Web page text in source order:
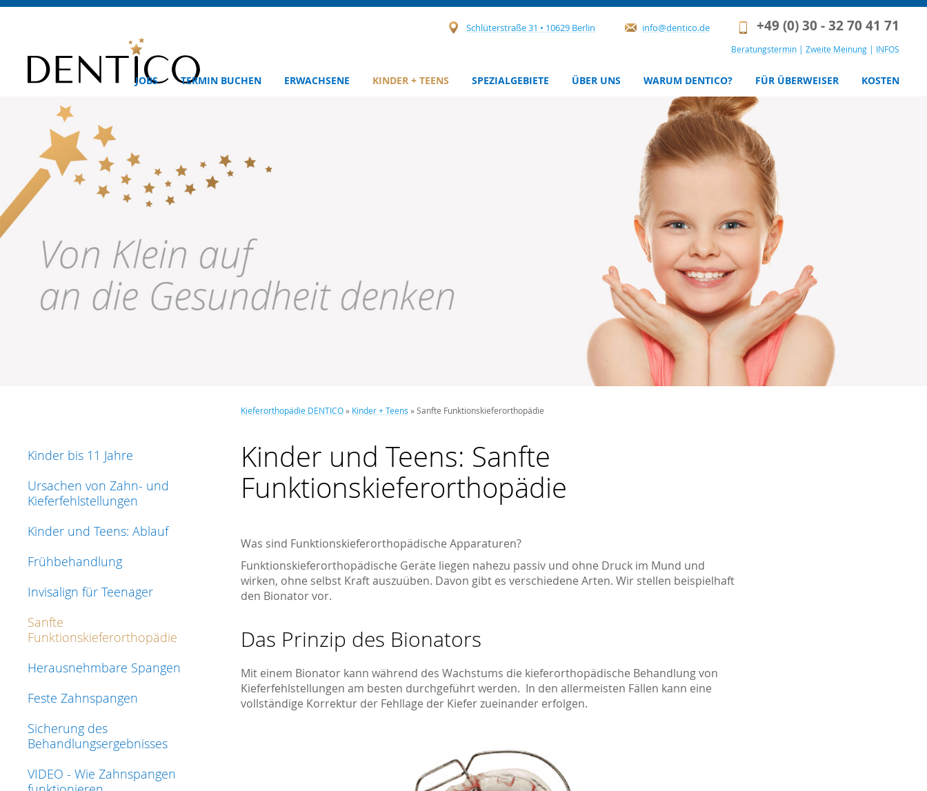
Schlüterstraße 31 • 10629 Berlin info@dentico.de +49 (0) 30 - 32 70 41 71
Beratungstermin| Zweite Meinung| INFOS
JOBS TERMIN BUCHEN ERWACHSENE KINDER + TEENS SPEZIALGEBIETE ÜBER UNS WARUM DENTICO? FÜR ÜBERWEISER KOSTEN
Kinder bis 11 Jahre
Ursachen von Zahn- und
Kieferfehlstellungen
Kinder und Teens: Ablauf
Frühbehandlung
Invisalign für Teenager
Sanfte
Funktionskieferorthopädie
Herausnehmbare Spangen
Feste Zahnspangen
Sicherung des
Behandlungsergebnisses
VIDEO - Wie Zahnspangen
Kieferorthopädie DENTICO» Kinder + Teens »Sanfte Funktionskieferorthopädie
Kinder und Teens: Sanfte
Funktionskieferorthopädie
Was sind Funktionskieferorthopädische Apparaturen?
Funktionskieferorthopädische Geräte liegen nahezu passiv und ohne Druck im Mund und
wirken, ohne selbst Kraft auszuüben. Davon gibt es verschiedene Arten. Wir stellen beispielhaft
den Bionator vor.
Das Prinzip des Bionators
Mit einem Bionator kann während des Wachstums die kieferorthopädische Behandlung von
Kieferfehlstellungen am besten durchgeführt werden. In den allermeisten Fällen kann eine
vollständige Korrektur der Fehllage der Kiefer zueinander erfolgen.